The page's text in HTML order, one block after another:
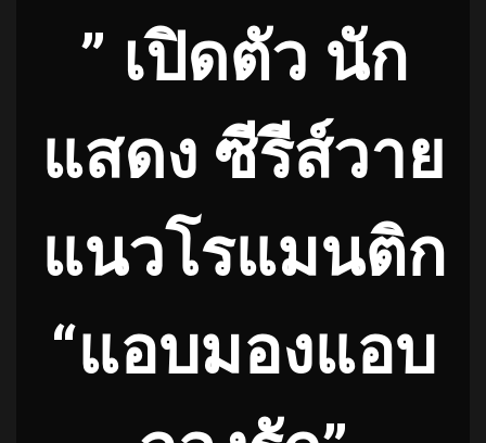
” เปิดตัว นัก
แสดง ซีรีส์วาย
แนวโรแมนติก
“แอบมองแอบ